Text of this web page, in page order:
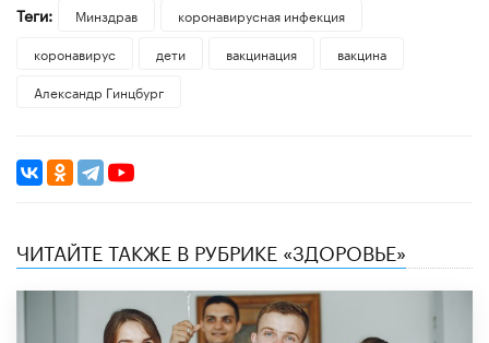
Теги:
Минздрав
коронавирусная инфекция
коронавирус
дети вакцинация
вакцина
Александр Гинцбург
ЧИТАЙТЕ ТАКЖЕ В РУБРИКЕ «ЗДОРОВЬЕ»